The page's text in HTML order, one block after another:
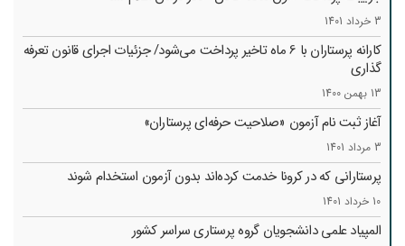
3 خرداد 1401
کارانه‌ پرستاران با 6 ماه تاخیر پرداخت می‌شود/ جزئیات اجرای قانون تعرفه
گذاری
13 بهمن 1400
آغاز ثبت نام آزمون «صلاحیت حرفه‌ای پرستاران»
3 مرداد 1401
پرستارانی که در کرونا خدمت کرد‌ه‌اند بدون آزمون استخدام شوند
10 خرداد 1401
المپیاد علمی دانشجویان گروه پرستاری سراسر کشور